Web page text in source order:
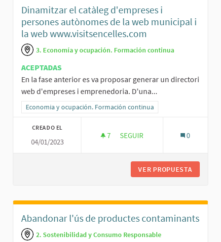
Dinamitzar el catàleg d'empreses i
persones autònomes de la web municipal i
la web www.visitsencelles.com
3. Economía y ocupación. Formación continua
ACEPTADAS
En la fase anterior es va proposar generar un directori
web d'empreses i emprenedoria. D'una...
Resultados al filtrar por la categoría: Economia y ocupación.
Economia y ocupación. Formación continua
CREADO EL
04/01/2023
7 7 SEGUIDORAS
SEGUIR 0
VER PROPUESTA
Abandonar l'ús de productes contaminants
2. Sostenibilidad y Consumo Responsable